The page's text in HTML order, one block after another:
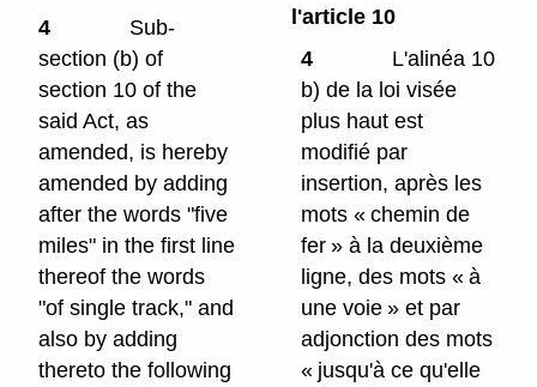
4
Sub-
section (b) of
section 10 of the
said Act, as
amended, is hereby
amended by adding
after the words "five
miles" in the first line
thereof the words
"of single track," and
also by adding
thereto the following
l'article 10
4
L'alinéa 10
b) de la loi visée
plus haut est
modifié par
insertion, après les
mots « chemin de
fer » à la deuxième
ligne, des mots « à
une voie » et par
adjonction des mots
« jusqu'à ce qu'elle